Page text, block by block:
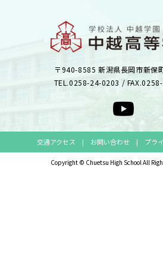
〒940-8585 新潟県長岡市新保
TEL.0258-24-0203 /
交通アクセス | お問い合わせ | プラ
Copyright © Chuetsu High School All